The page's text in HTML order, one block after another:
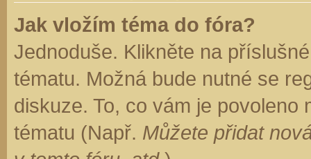
Jak vložím téma do fóra?
Jednoduše. Klikněte na
tématu. Možná bude nutné se
diskuze. To, co vám je
tématu (Např. Můžete přidat